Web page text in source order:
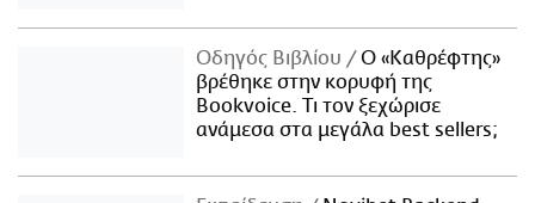
Οδηγός Βιβλίου
Ο «Καθρέφτης»
βρέθηκε στην κορυφή της
Bookvoice. Τι τον ξεχώρισε
ανάμεσα στα μεγάλα best sellers;